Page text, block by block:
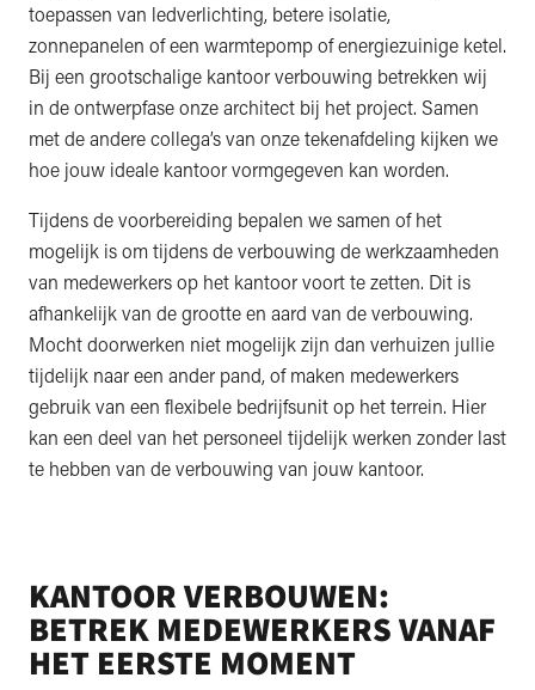
toepassen van ledverlichting, betere isolatie,
zonnepanelen of een warmtepomp of energiezuinige ketel.
Bij een grootschalige kantoor verbouwing betrekken wij
in de ontwerpfase onze architect bij het project. Samen
met de andere collega’s van onze tekenafdeling kijken we
hoe jouw ideale kantoor vormgegeven kan worden.
Tijdens de voorbereiding bepalen we samen of het
mogelijk is om tijdens de verbouwing de werkzaamheden
van medewerkers op het kantoor voort te zetten. Dit is
afhankelijk van de grootte en aard van de verbouwing.
Mocht doorwerken niet mogelijk zijn dan verhuizen jullie
tijdelijk naar een ander pand, of maken medewerkers
gebruik van een flexibele bedrijfsunit op het terrein. Hier
kan een deel van het personeel tijdelijk werken zonder last
te hebben van de verbouwing van jouw kantoor.
KANTOOR VERBOUWEN:
BETREK MEDEWERKERS VANAF
HET EERSTE MOMENT